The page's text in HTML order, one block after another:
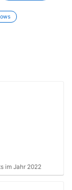
im Jahr 2022